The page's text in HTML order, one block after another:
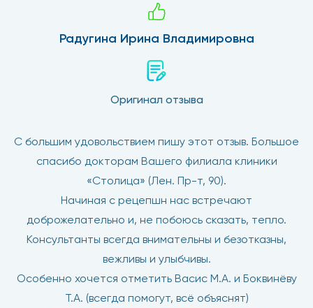
Радугина Ирина Владимировна
Оригинал отзыва
С большим удовольствием пишу этот отзыв. Большое
спасибо докторам Вашего филиала клиники
«Столица» (Лен. Пр-т, 90).
Начиная с рецепшн нас встречают
доброжелательно и, не побоюсь сказать, тепло.
Консультанты всегда внимательны и безотказны,
вежливы и улыбчивы.
Особенно хочется отметить Васис М.А. и Боквинёву
Т.А. (всегда помогут, всё объяснят)